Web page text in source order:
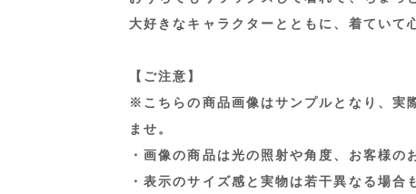
大好きなキャラクターとともに、着ていて
【ご注意】
※こちらの商品画像はサンプルとなり、実
ませ。
・画像の商品は光の照射や角度、お客様
・表示のサイズ感と実物は若干異なる場合